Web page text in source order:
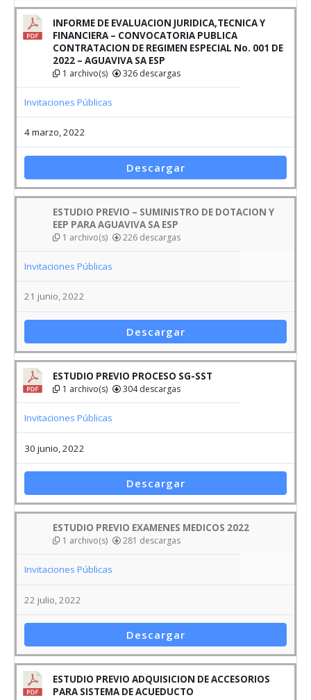
INFORME DE EVALUACION JURIDICA,TECNICA Y
FINANCIERA – CONVOCATORIA PUBLICA
CONTRATACION DE REGIMEN ESPECIAL No. 001 DE
2022 – AGUAVIVA SA ESP
1 archivo(s) 326 descargas
Invitaciones Públicas
4 marzo, 2022
Descargar
ESTUDIO PREVIO – SUMINISTRO DE DOTACION Y
EEP PARA AGUAVIVA SA ESP
1 archivo(s) 226 descargas
Invitaciones Públicas
21 junio, 2022
Descargar
ESTUDIO PREVIO PROCESO SG-SST
1 archivo(s) 304 descargas
Invitaciones Públicas
30 junio, 2022
Descargar
ESTUDIO PREVIO EXAMENES MEDICOS 2022
1 archivo(s) 281 descargas
Invitaciones Públicas
22 julio, 2022
Descargar
ESTUDIO PREVIO ADQUISICION DE ACCESORIOS
PARA SISTEMA DE ACUEDUCTO